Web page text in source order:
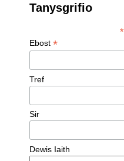
Tanysgrifio
*
Ebost *
Tref
Sir
Dewis Iaith